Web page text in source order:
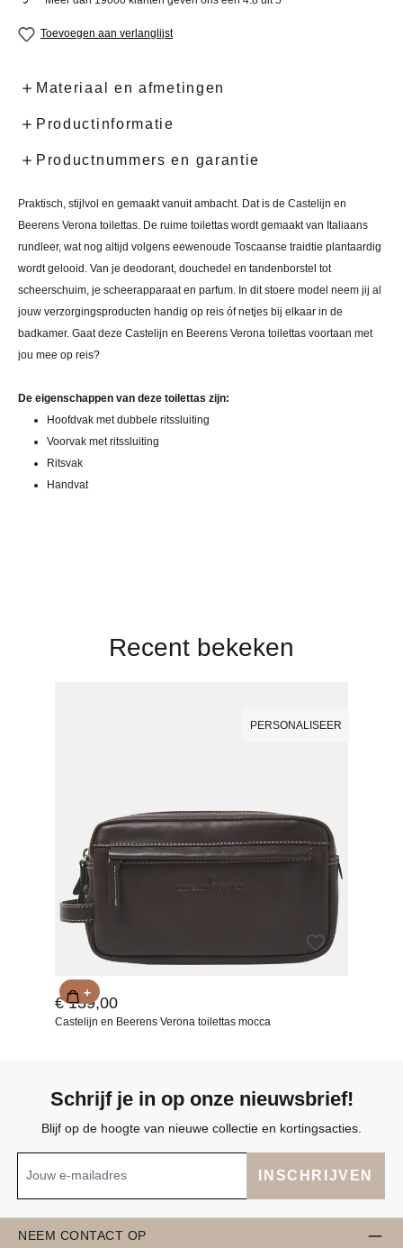
Toevoegen aan verlanglijst
Materiaal en afmetingen
Productinformatie
Productnummers en garantie
Praktisch, stijlvol en gemaakt vanuit ambacht. Dat is de Castelijn en
Beerens Verona toilettas. De ruime toilettas wordt gemaakt van Italiaans
rundleer, wat nog altijd volgens eewenoude Toscaanse traidtie plantaardig
wordt gelooid. Van je deodorant, douchedel en tandenborstel tot
scheerschuim, je scheerapparaat en parfum. In dit stoere model neem jij al
jouw verzorgingsproducten handig op reis óf netjes bij elkaar in de
badkamer. Gaat deze Castelijn en Beerens Verona toilettas voortaan met
jou mee op reis?
De eigenschappen van deze toilettas zijn:
Hoofdvak met dubbele ritssluiting
Voorvak met ritssluiting
Ritsvak
Handvat
Recent bekeken
PERSONALISEER
€ 139,00
Castelijn en Beerens Verona toilettas mocca
+
Schrijf je in op onze nieuwsbrief!
Blijf op de hoogte van nieuwe collectie en kortingsacties.
INSCHRIJVEN
NEEM CONTACT OP